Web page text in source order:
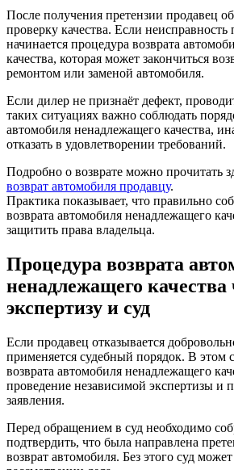
После получения претензии продавец
проверку качества. Если неисправность
начинается процедура возврата
качества, которая может закончиться
ремонтом или заменой автомобиля.
Если дилер не признаёт дефект,
таких ситуациях важно соблюдать
автомобиля ненадлежащего качества,
отказать в удовлетворении требований.
Подробно о возврате можно прочитать
возврат автомобиля продавцу.
Практика показывает, что правильно
возврата автомобиля ненадлежащего
защитить права владельца.
Процедура возврата
ненадлежащего качества
экспертизу и суд
Если продавец отказывается
применяется судебный порядок. В этом
возврата автомобиля ненадлежащего
проведение независимой экспертизы и
заявления.
Перед обращением в суд необходимо
подтвердить, что была направлена
возврат автомобиля. Без этого суд может